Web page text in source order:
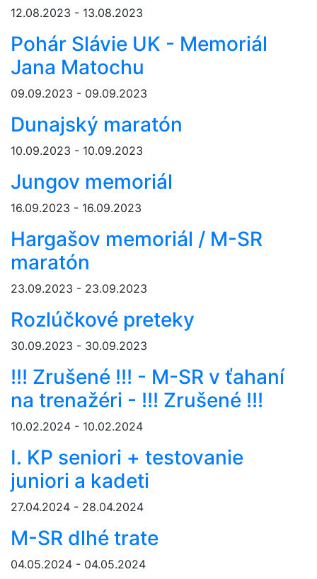
12.08.2023 - 13.08.2023
Pohár Slávie UK - Memoriál
Jana Matochu
09.09.2023 - 09.09.2023
Dunajský maratón
10.09.2023 - 10.09.2023
Jungov memoriál
16.09.2023 - 16.09.2023
Hargašov memoriál / M-SR
maratón
23.09.2023 - 23.09.2023
Rozlúčkové preteky
30.09.2023 - 30.09.2023
!!! Zrušené !!! - M-SR v ťahaní
na trenažéri - !!! Zrušené !!!
10.02.2024 - 10.02.2024
I. KP seniori + testovanie
juniori a kadeti
27.04.2024 - 28.04.2024
M-SR dlhé trate
04.05.2024 - 04.05.2024